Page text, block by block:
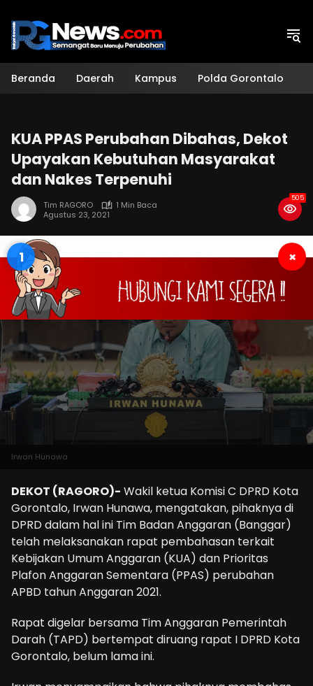
konten
Beranda Daerah Kampus Polda Gorontalo
KUA PPAS Perubahan Dibahas, Dekot
Upayakan Kebutuhan Masyarakat
dan Nakes Terpenuhi
Tim RAGORO
1 Min Baca
Agustus 23, 2021
505
0 ×
Irwan Hunawa
DEKOT (RAGORO)- Wakil ketua Komisi C DPRD Kota
Gorontalo, Irwan Hunawa, mengatakan, pihaknya di
DPRD dalam hal ini Tim Badan Anggaran (Banggar)
telah melaksanakan rapat pembahasan terkait
Kebijakan Umum Anggaran (KUA) dan Prioritas
Plafon Anggaran Sementara (PPAS) perubahan
APBD tahun Anggaran 2021.
Rapat digelar bersama Tim Anggaran Pemerintah
Darah (TAPD) bertempat diruang rapat I DPRD Kota
Gorontalo, belum lama ini.